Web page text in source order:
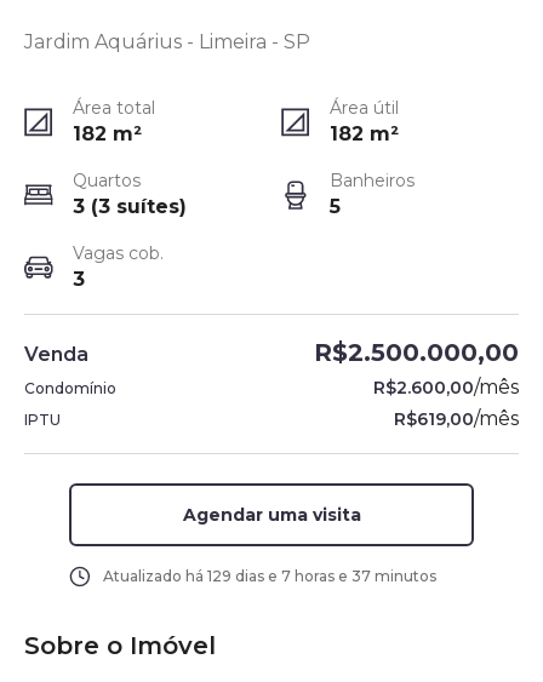
Jardim Aquárius - Limeira - SP
Área total
182 m²
Área útil
182 m²
Quartos
3 (3 suítes)
Banheiros
5
Vagas cob.
3
Venda R$2.500.000,00
Condomínio R$2.600,00/mês
IPTU R$619,00/mês
Agendar uma visita
Atualizado há 129 dias e 7 horas e 37 minutos
Sobre o Imóvel